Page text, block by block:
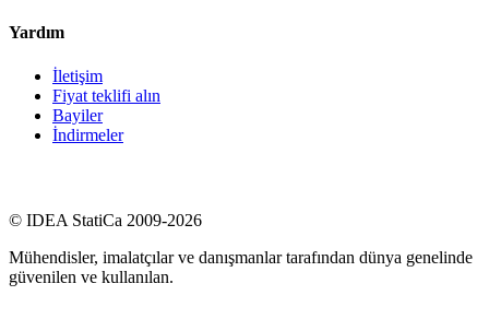
Yardım
İletişim
Fiyat teklifi alın
Bayiler
İndirmeler
© IDEA StatiCa 2009-2026
Mühendisler, imalatçılar ve danışmanlar tarafından dünya genelinde
güvenilen ve kullanılan.